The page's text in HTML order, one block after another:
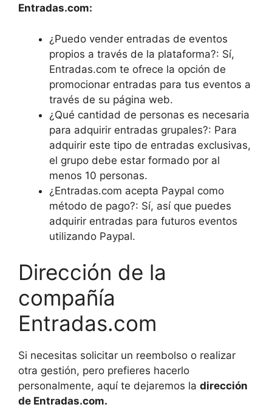
Entradas.com:
¿Puedo vender entradas de eventos
propios a través de la plataforma?: Sí,
Entradas.com te ofrece la opción de
promocionar entradas para tus eventos a
través de su página web.
¿Qué cantidad de personas es necesaria
para adquirir entradas grupales?: Para
adquirir este tipo de entradas exclusivas,
el grupo debe estar formado por al
menos 10 personas.
¿Entradas.com acepta Paypal como
método de pago?: Sí, así que puedes
adquirir entradas para futuros eventos
utilizando Paypal.
Dirección de la
compañía
Entradas.com
Si necesitas solicitar un reembolso o realizar
otra gestión, pero prefieres hacerlo
personalmente, aquí te dejaremos la dirección
de Entradas.com.